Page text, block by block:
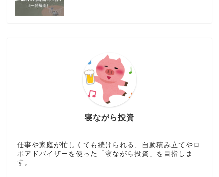
寝ながら投資
仕事や家庭が忙しくても続けられる、自動積み立てやロ
ボアドバイザーを使った「寝ながら投資」を目指しま
す。